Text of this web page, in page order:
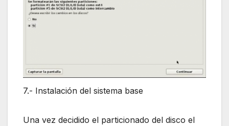
7.- Instalación del sistema base
Una vez decidido el particionado del disco el